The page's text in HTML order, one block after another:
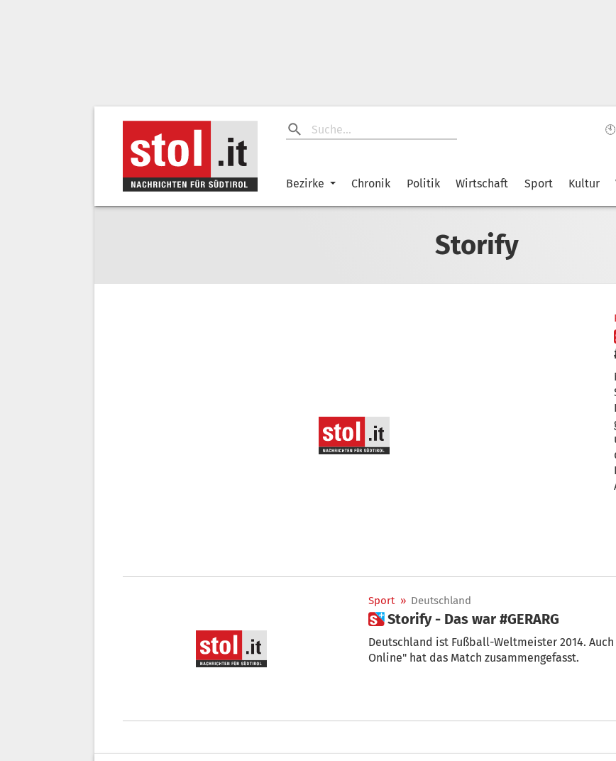
Bezirke Chronik Politik Wirtschaft Sport Kultur
Storify

Sport » Deutschland
 Storify - Das war #GERARG
Deutschland ist Fußball-Weltmeister 2014.
Online" hat das Match zusammengefasst.